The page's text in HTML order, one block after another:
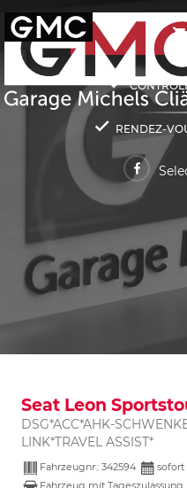
RENDEZ-
Seat Leon
DSG*ACC*AHK-
LINK*TRAVEL ASSIST*
Fahrzeugnr.: 342594
sofort